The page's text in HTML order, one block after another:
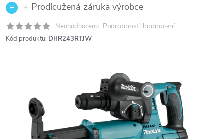
+ Prodloužená záruka výrobce
Neohodnoceno Podrobnosti hodnocení
Kód produktu: DHR243RTJW